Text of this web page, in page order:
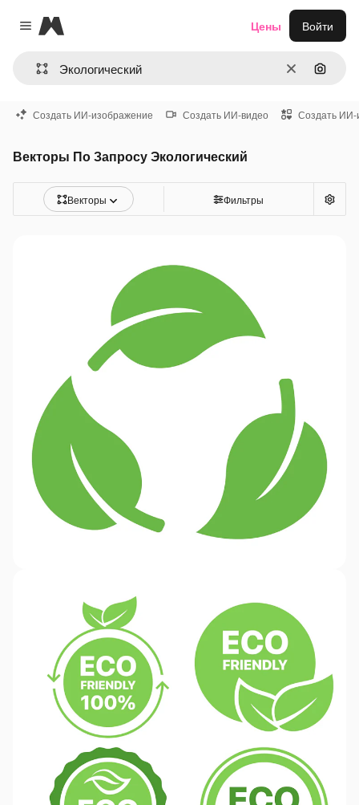
Close menu
Magnific
ОчиститьПоиск
Цены Войти
Создать ИИ-изображение Создать ИИ-видео Создать ИИ-
Векторы По Запросу Экологический
Векторы Фильтры